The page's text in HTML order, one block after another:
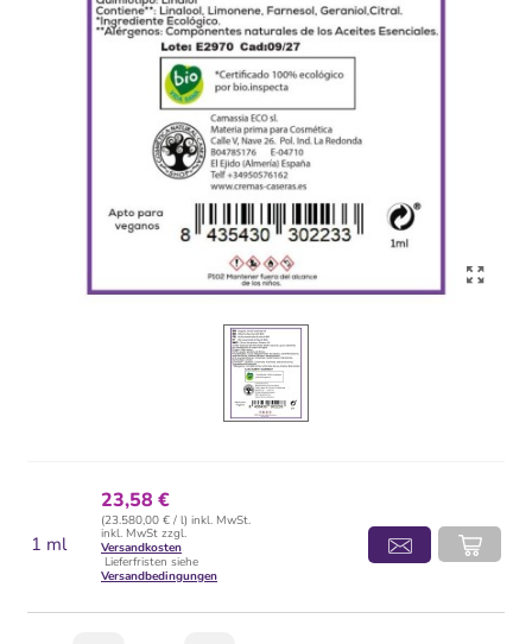
1 ml
23,58 €
(23.580,00 € / l) inkl. MwSt.
inkl. MwSt zzgl.
Versandkosten
Lieferfristen siehe
Versandbedingungen